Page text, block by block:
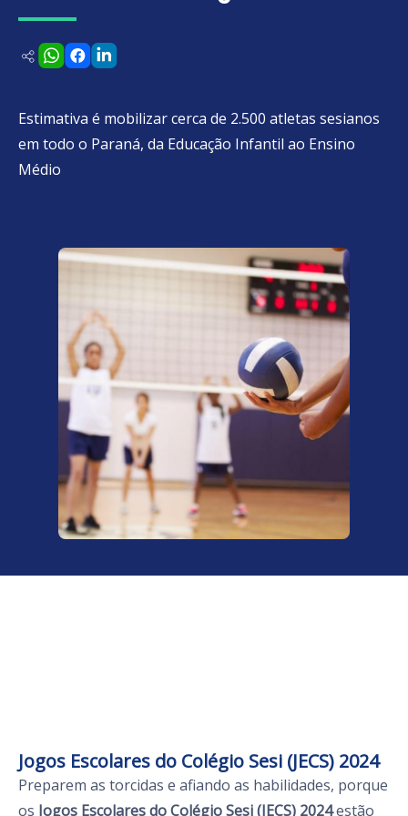
Estimativa é mobilizar cerca de 2.500 atletas sesianos
em todo o Paraná, da Educação Infantil ao Ensino
Médio
Jogos Escolares do Colégio Sesi (JECS) 2024
Preparem as torcidas e afiando as habilidades, porque
os Jogos Escolares do Colégio Sesi (JECS) 2024estão